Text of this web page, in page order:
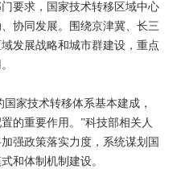
要求，国家技术转移区域中心
协同发展。围绕京津冀、长三
发展战略和城市群建设，重点
家技术转移体系基本建成，
的重要作用。”科技部相关人
强政策落实力度，系统谋划国
和体制机制建设。